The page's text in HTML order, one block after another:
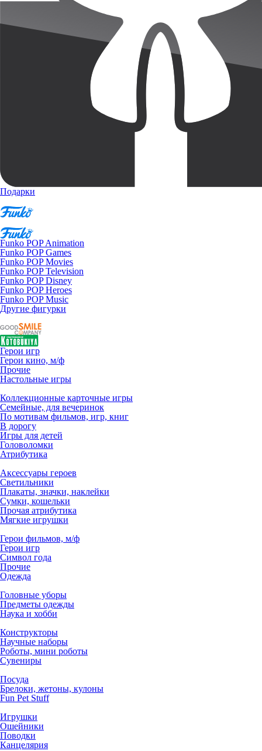
Подарки
Funko POP Animation
Funko POP Games
Funko POP Movies
Funko POP Television
Funko POP Disney
Funko POP Heroes
Funko POP Music
Другие фигурки
Герои игр
Герои кино, м/ф
Прочие
Настольные игры
Коллекционные карточные игры
Семейные, для вечеринок
По мотивам фильмов, игр, книг
В дорогу
Игры для детей
Головоломки
Атрибутика
Аксессуары героев
Светильники
Плакаты, значки, наклейки
Сумки, кошельки
Прочая атрибутика
Мягкие игрушки
Герои фильмов, м/ф
Герои игр
Символ года
Прочие
Одежда
Головные уборы
Предметы одежды
Наука и хобби
Конструкторы
Научные наборы
Роботы, мини роботы
Сувениры
Посуда
Брелоки, жетоны, кулоны
Fun Pet Stuff
Игрушки
Ошейники
Поводки
Канцелярия